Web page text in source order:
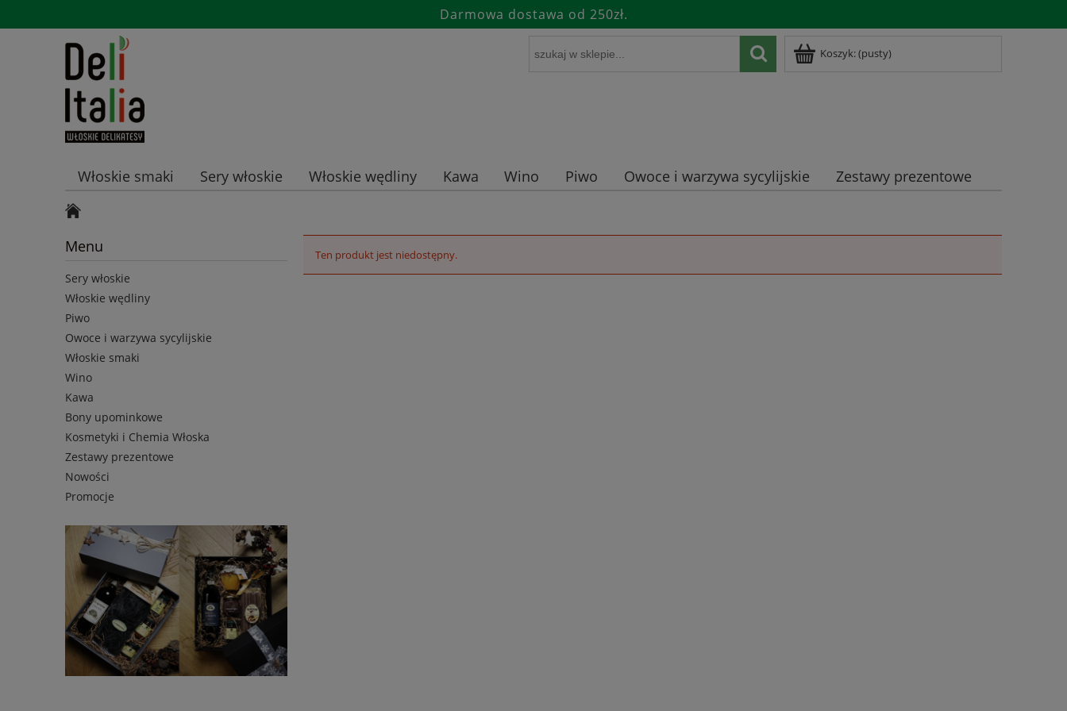
Darmowa dostawa od 250zł.
Koszyk:(pusty)
Włoskie smaki Sery włoskie Włoskie wędliny Kawa Wino Piwo Owoce i warzywa sycylijskie
Zestawy prezentowe
Promocje
Menu
Sery włoskie
Włoskie wędliny
Piwo
Owoce i warzywa sycylijskie
Włoskie smaki
Wino
Kawa
Bony upominkowe
Kosmetyki i Chemia Włoska
Zestawy prezentowe
Nowości
Promocje
Ten produkt jest niedostępny.